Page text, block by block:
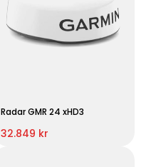
Radar GMR 24 xHD3
32.849 kr